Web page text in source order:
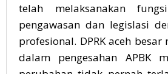
telah melaksanakan
pengawasan dan legislasi
profesional. DPRK aceh
dalam pengesahan APBK